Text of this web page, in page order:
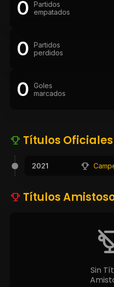
0
Partidos
empatados
0
Partidos
perdidos
0
Goles
marcados
Títulos Oficiales
2021
Títulos
Sin